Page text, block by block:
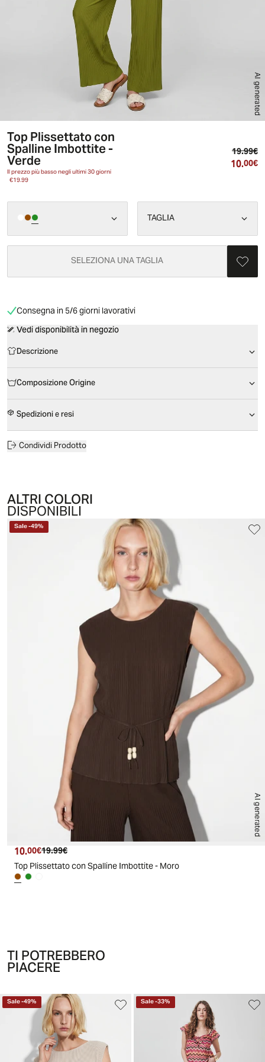
AI generated
Top Plissettato con
Spalline Imbottite -
Verde
Il prezzo più basso negli ultimi 30 giorni
€19.99
19.99€
10.00€
TAGLIA
SELEZIONA UNA TAGLIA
Consegna in 5/6 giorni lavorativi
Vedi disponibilità in negozio
Descrizione
Composizione Origine
Spedizioni e resi
Condividi Prodotto
ALTRI COLORI
DISPONIBILI
AI generated
Sale-49%
Prezzo attuale
10.00€ Prezzo originale
19.99€
Top Plissettato con Spalline Imbottite - Moro
TI POTREBBERO
PIACERE
Sale-49% Sale-33%